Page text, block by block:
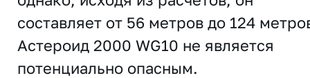
составляет от 56 метров до 124
Астероид 2000 WG10 не является
потенциально опасным.